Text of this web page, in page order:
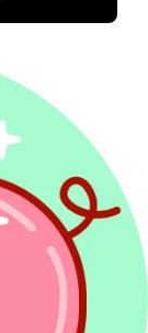
szybki
PITy.